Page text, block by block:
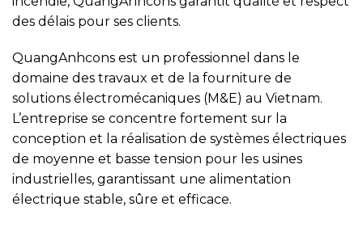
des délais pour ses clients.
QuangAnhcons est un professionnel dans le
domaine des travaux et de la fourniture de
solutions électromécaniques (M&E) au Vietnam.
L’entreprise se concentre fortement sur la
conception et la réalisation de systèmes électriques
de moyenne et basse tension pour les usines
industrielles, garantissant une alimentation
électrique stable, sûre et efficace.